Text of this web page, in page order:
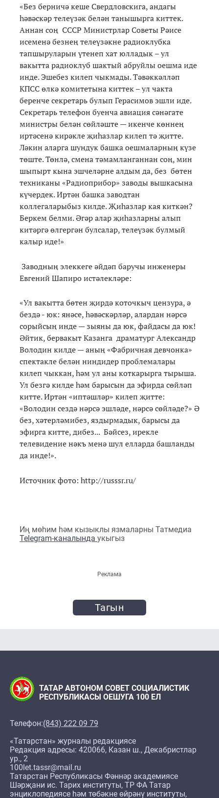
«Без берничә кеше Свердловскига, андагы
һәвәскәр телеүзәк белән танышырга киттек.
Аннан соң СССР Министрлар Советы Рәисе
исеменә безнең телеүзәкне радиоклубка
тапшыруларын үтенеп хат юлладык – ул
вакытта радиоклуб шактый абруйлы оешма иде
инде. Эшебез килеп чыкмады. Тәвәккәлләп
КПСС өлкә комитетына киттек – ул чакта
беренче секретарь булып Герасимов эшли иде.
Секретарь телефон буенча авиация сәнәгате
министры белән сөйләште — икенче көннең
иртәсенә кирәкле җиһазлар килеп тә җитте.
Ләкин аларга шундук башка оешмаларның күзе
төште. Төнлә, смена тәмамланганнан соң, мин
шыпырт кына эшчеләрне алдым да, без бөтен
техниканы «Радиоприбор» заводы вышкасына
күчердек. Иртән башка заводтан
коллегаларыбыз килде. Җиһазлар кая киткән?
Беркем белми. Әгәр алар җиһазларны алып
китәргә өлгергән булсалар, телеүзәк булмый
калыр иде!»
Заводның элеккеге әйдәп баручы инженеры
Евгений Шапиро истәлекләре:
«Ул вакытта бөтен җирдә коточкыч цензура, ә
бездә - юк: янәсе, һәвәскәрләр, алардан нәрсә
сорыйсың инде — зыяны да юк, файдасы да юк!
Әйтик, бервакыт Казанга драматург Александр
Володин килде — аның «Фабричная девчонка»
спектакле белән ниндидер проблемалары
килеп чыккан, һәм ул аны коткарырга тырыша.
Ул безгә килде һәм барысын да эфирда сөйләп
китте. Иртән «иптәшләр» килеп җитте:
«Володин сездә нәрсә эшләде, нәрсә сөйләде?» Ә
без, хәтерләмибез, яздырмадык, барысы да
эфирга китте, дибез... Бәйсез, ирекле
телевидение нәкъ менә шул елларда башланды
да инде!».
Источник фото: http://russsr.ru/
Иң мөһим һәм кызыклы язмаларны Татмедиа
Telegram-каналында укыгыз
Реклама
Тагын
ТАТАР АВТОНОМ СОВЕТ СОЦИАЛИСТИК
РЕСПУБЛИКАСЫ ОЕШУГА 100 ЕЛ
Телефон:(843) 222 09 79
«Татарстан» журналы редакциясе
Редакция адресы: 420066, Казан ш., Декабристлар
ур., 2
100let.tassr@mail.ru
Татарстан Республикасы Фәннәр академиясе
Шәрҗани ис. Тарих институты, ТР ФА Татар
энциклопедиясе һәм төбәкне өйрәнү институты,